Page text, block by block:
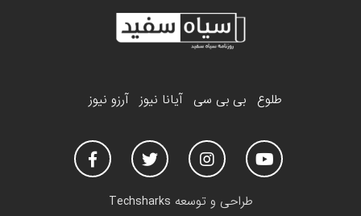
طلوع بی بی سی آیانا نیوز آرزو نیوز
طراحی و توسعه Techsharks